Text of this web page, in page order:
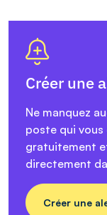
Créer une
Ne manquez
poste qui vous
gratuitement
directement
Créer une